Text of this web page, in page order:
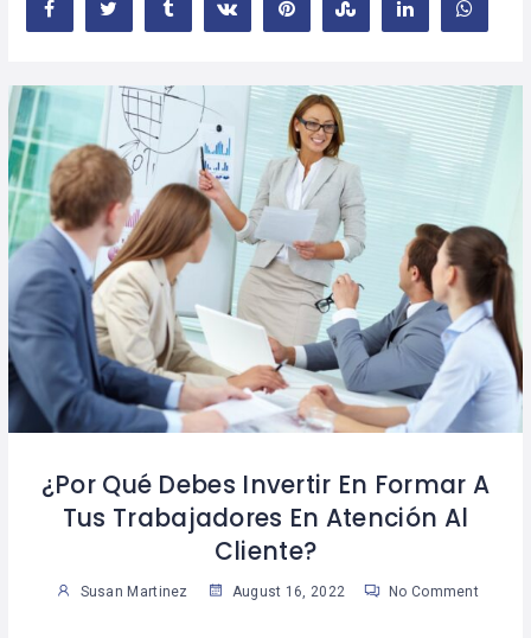
¿Por Qué Debes Invertir En Formar A
Tus Trabajadores En Atención Al
Cliente?
Susan Martinez August 16, 2022 No Comment